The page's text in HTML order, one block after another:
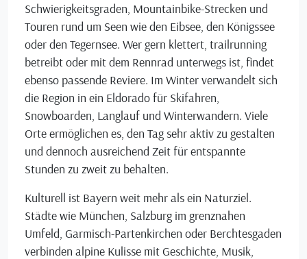
Schwierigkeitsgraden, Mountainbike-Strecken und
Touren rund um Seen wie den Eibsee, den Königssee
oder den Tegernsee. Wer gern klettert, trailrunning
betreibt oder mit dem Rennrad unterwegs ist, findet
ebenso passende Reviere. Im Winter verwandelt sich
die Region in ein Eldorado für Skifahren,
Snowboarden, Langlauf und Winterwandern. Viele
Orte ermöglichen es, den Tag sehr aktiv zu gestalten
und dennoch ausreichend Zeit für entspannte
Stunden zu zweit zu behalten.
Kulturell ist Bayern weit mehr als ein Naturziel.
Städte wie München, Salzburg im grenznahen
Umfeld, Garmisch-Partenkirchen oder Berchtesgaden
verbinden alpine Kulisse mit Geschichte, Musik,